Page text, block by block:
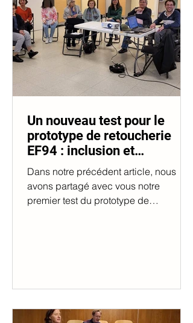
Un nouveau test pour le
prototype de retoucherie
EF94 : inclusion et
innovation
Dans notre précédent article, nous
avons partagé avec vous notre
premier test du prototype de